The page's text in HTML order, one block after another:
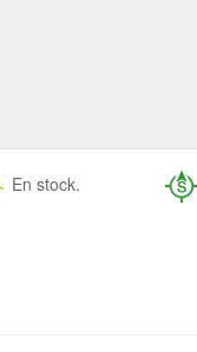
En stock.